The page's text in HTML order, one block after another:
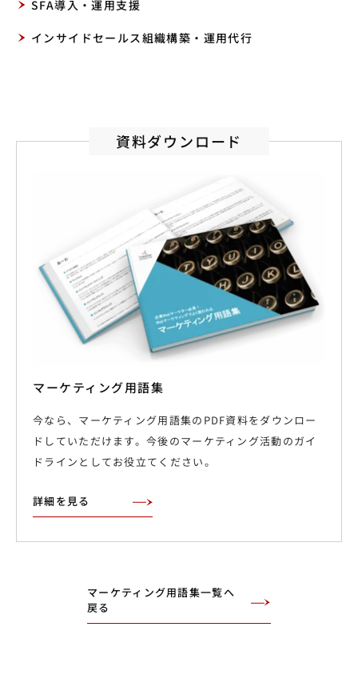
SFA導入・運用支援
インサイドセールス組織構築・運用代行
資料ダウンロード
マーケティング用語集
今なら、マーケティング用語集のPDF資料をダウンロー
ドしていただけます。今後のマーケティング活動のガイ
ドラインとしてお役立てください。
詳細を見る
マーケティング用語集一覧へ
戻る